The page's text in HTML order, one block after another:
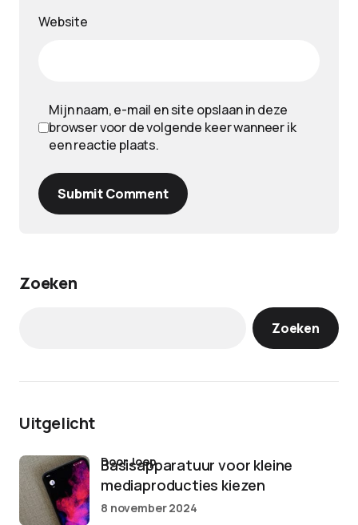
Website
Mijn naam, e-mail en site opslaan in deze
browser voor de volgende keer wanneer ik
een reactie plaats.
Submit Comment
Zoeken
Zoeken
Uitgelicht
Basisapparatuur voor kleine
mediaproducties kiezen
door Joep
8 november 2024